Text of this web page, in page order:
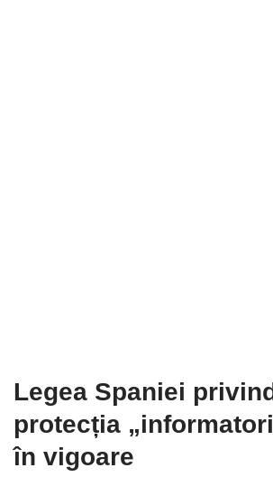
Legea Spaniei
protecția
în vigoare